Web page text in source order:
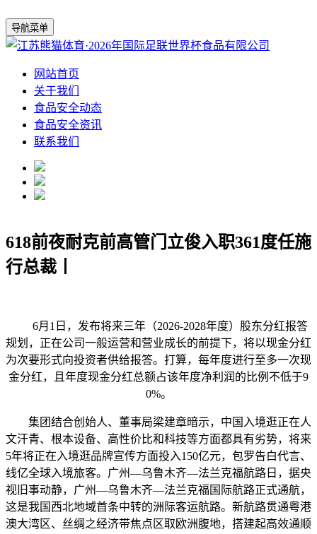
导航菜单
网站首页
关于我们
食品安全动态
食品安全资讯
联系我们
618前夜耐克前高管门立俊入职361度任施
行总裁丨
6月1日，发布将来三年（2026-2028年度）股东分红报答
规划，正在公司一般运营和营业成长的前提下，将以现金分红
为次要形式向投资者供给报答。打算，每年度进行至多一次现
金分红，且年度现金分红总额占该年度净利润的比例不低于9
0%。
集团结合创始人、董事局梁建章暗示，中国入境逛正在人
文汗青、根本设备、高性价比和科技等方面都具有劣势，将来
5年将正在入境逛品牌宣传方面投入150亿元，包罗告白代言、
线亿全球入境旅客。广州—乌鲁木齐—法兰克福航路日，据央
视旧事动静，广州—乌鲁木齐—法兰克福国际航路正式通航，
这是我国西北地域首条中转的洲际客运航路。新航路贯通粤港
澳大湾区、丝绸之经济带焦点区取欧洲腹地，搭建起高效通顺